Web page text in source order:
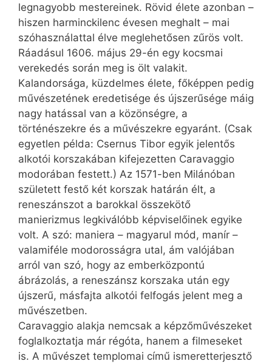
legnagyobb mestereinek. Rövid élete azonban –
hiszen harminckilenc évesen meghalt – mai
szóhasználattal élve meglehetősen zűrös volt.
Ráadásul 1606. május 29-én egy kocsmai
verekedés során meg is ölt valakit.
Kalandorsága, küzdelmes élete, főképpen pedig
művészetének eredetisége és újszerűsége máig
nagy hatással van a közönségre, a
történészekre és a művészekre egyaránt. (Csak
egyetlen példa: Csernus Tibor egyik jelentős
alkotói korszakában kifejezetten Caravaggio
modorában festett.) Az 1571-ben Milánóban
született festő két korszak határán élt, a
reneszánszot a barokkal összekötő
manierizmus legkiválóbb képviselőinek egyike
volt. A szó: maniera – magyarul mód, manír –
valamiféle modorosságra utal, ám valójában
arról van szó, hogy az emberközpontú
ábrázolás, a reneszánsz korszaka után egy
újszerű, másfajta alkotói felfogás jelent meg a
művészetben.
Caravaggio alakja nemcsak a képzőművészeket
foglalkoztatja már rég­­óta, hanem a filmeseket
is. A művészet templomai című ismeretterjesztő